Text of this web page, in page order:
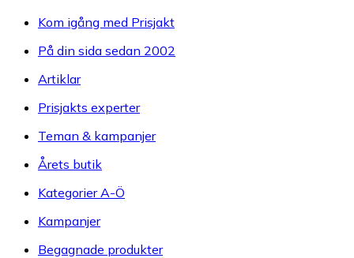
Kom igång med Prisjakt
På din sida sedan 2002
Artiklar
Prisjakts experter
Teman & kampanjer
Årets butik
Kategorier A-Ö
Kampanjer
Begagnade produkter